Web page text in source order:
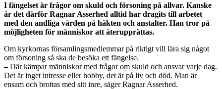
I fängelset är frågor om skuld och försoning på allvar. Kanske
är det därför Ragnar Asserhed alltid har dragits till arbetet
med den andliga vården på häkten och anstalter. Han tror på
möjligheten för människor att återupprättas.
Om kyrkornas församlingsmedlemmar på riktigt vill lära sig något
om försoning så ska de besöka ett fängelse.
–Där kämpar människor med frågor om skuld och ansvar varje dag.
Det är inget intresse eller hobby, det är på liv och död. Man är
ensam och brottas med sitt inre, säger Ragnar Asserhed.